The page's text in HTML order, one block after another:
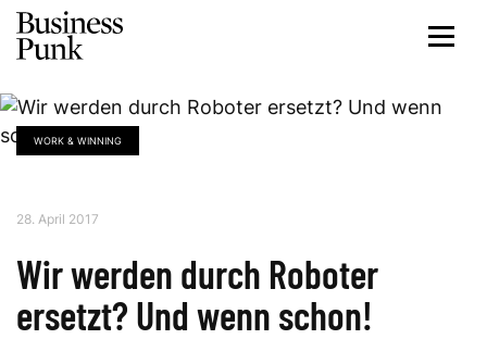
WORK & WINNING
28. April 2017
Wir werden durch Roboter
ersetzt? Und wenn schon!